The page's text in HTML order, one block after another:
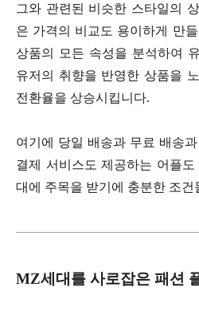
그와 관련된 비슷한 스타일의
은 가격의 비교도 용이하게 만
상품의 모든 속성을 분석하여
유저의 취향을 반영한 상품을
전환율을 상승시킵니다.
여기에 당일 배송과 무료 배송
결제 서비스도 제공하는 어플
대에 주목을 받기에 충분한 조건
MZ세대를 사로잡은 패션